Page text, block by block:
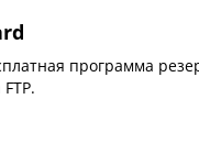
программа